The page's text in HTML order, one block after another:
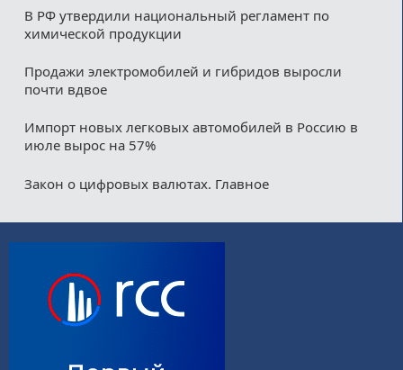
В РФ утвердили национальный регламент по
химической продукции
Продажи электромобилей и гибридов выросли
почти вдвое
Импорт новых легковых автомобилей в Россию в
июле вырос на 57%
Закон о цифровых валютах. Главное